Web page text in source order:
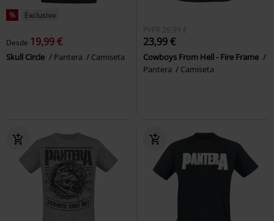
% Exclusivo
Desde 19,99 €
Skull Circle Pantera Camiseta
PVPR 29,99 €
23,99 €
Cowboys From Hell - Fire Frame
Pantera
Camiseta